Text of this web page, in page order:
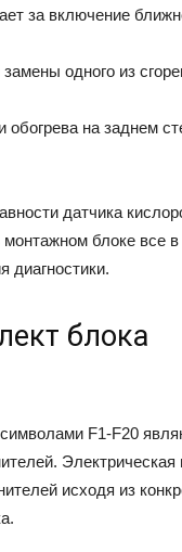
за включение
одного из
обогрева на заднем
датчика
блоке все в
диагностики.
блока
F1-F20
исходя из